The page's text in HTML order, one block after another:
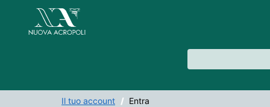
VuFind
Il tuo account Entra